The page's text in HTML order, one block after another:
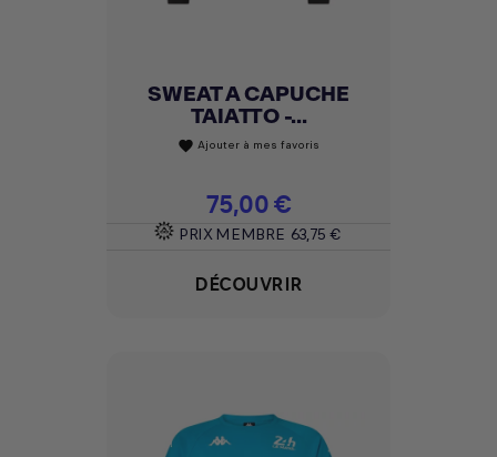
SWEAT A CAPUCHE
TAIATTO -...
favorite Ajouter à mes favoris
Prix
75,00 €
PRIX MEMBRE 63,75 €
DÉCOUVRIR